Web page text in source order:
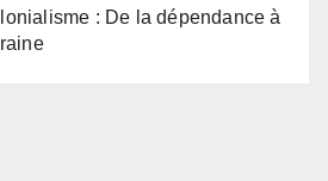
: De la dépendance à